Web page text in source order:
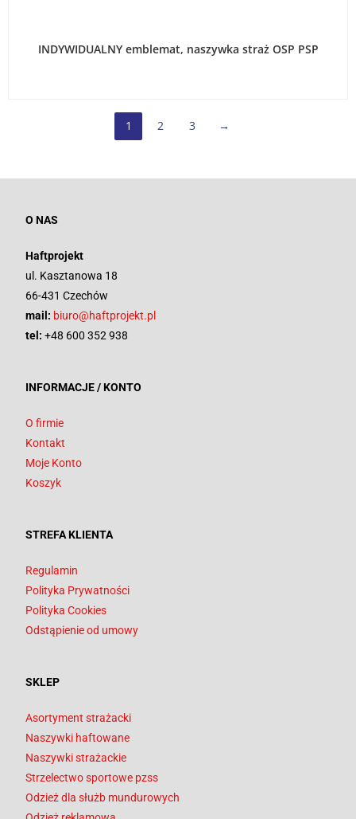
INDYWIDUALNY emblemat, naszywka straż OSP PSP
1 2 3 →
O NAS
Haftprojekt
ul. Kasztanowa 18
66-431 Czechów
mail: biuro@haftprojekt.pl
tel: +48 600 352 938
INFORMACJE / KONTO
O firmie
Kontakt
Moje Konto
Koszyk
STREFA KLIENTA
Regulamin
Polityka Prywatności
Polityka Cookies
Odstąpienie od umowy
SKLEP
Asortyment strażacki
Naszywki haftowane
Naszywki strażackie
Strzelectwo sportowe pzss
Odzież dla służb mundurowych